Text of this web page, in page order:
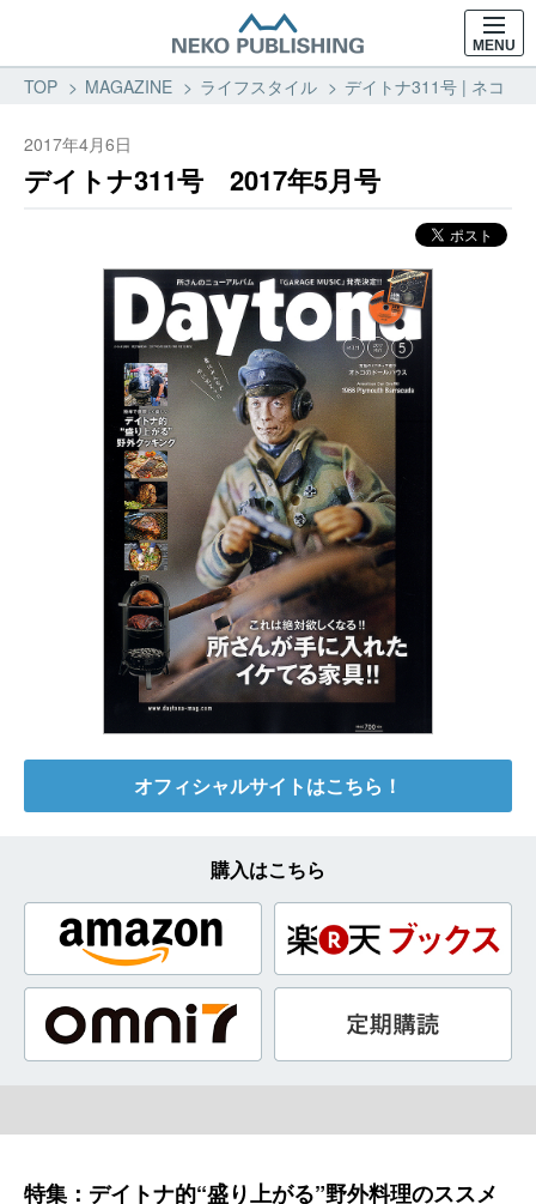
MENU
TOP MAGAZINE ライフスタイル デイトナ311号 | ネコ・
2017年4月6日
デイトナ311号 2017年5月号
オフィシャルサイトはこちら！
購入はこちら
特集：デイトナ的“盛り上がる”野外料理のススメ